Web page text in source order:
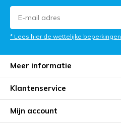
* Lees hier de wettelijke beperkingen
Meer informatie
Klantenservice
Mijn account